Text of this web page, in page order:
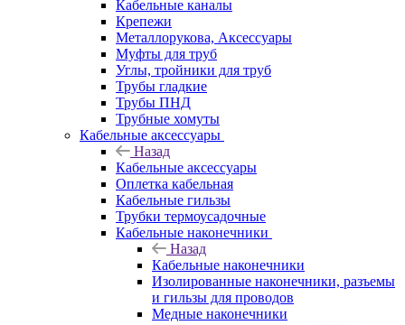
Кабельные каналы
Крепежи
Металлорукова, Аксессуары
Муфты для труб
Углы, тройники для труб
Трубы гладкие
Трубы ПНД
Трубные хомуты
Кабельные аксессуары
Назад
Кабельные аксессуары
Оплетка кабельная
Кабельные гильзы
Трубки термоусадочные
Кабельные наконечники
Назад
Кабельные наконечники
Изолированные наконечники, разъемы
и гильзы для проводов
Медные наконечники